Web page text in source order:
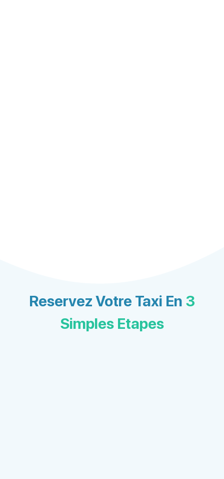
Reservez Votre Taxi En 3
Simples Etapes